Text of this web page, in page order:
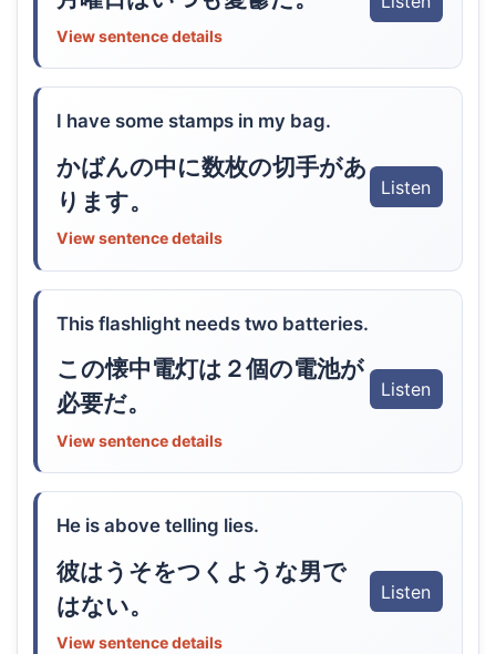
View sentence details
I have some stamps in my bag.
かばんの中に数枚の切手があ
ります。
Listen
View sentence details
This flashlight needs two batteries.
この懐中電灯は２個の電池が
必要だ。
Listen
View sentence details
He is above telling lies.
彼はうそをつくような男で
はない。
Listen
View sentence details